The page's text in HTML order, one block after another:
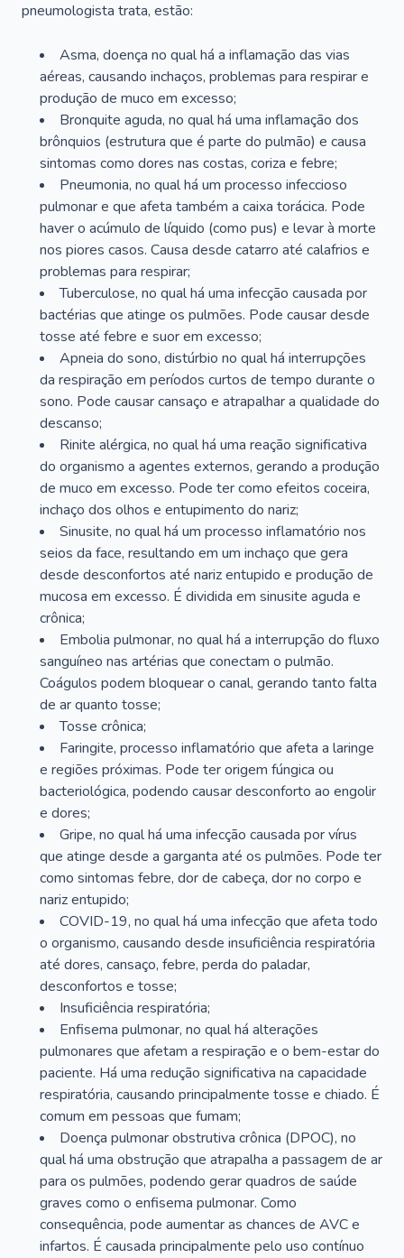
pneumologista trata, estão:
Asma, doença no qual há a inflamação das vias
aéreas, causando inchaços, problemas para respirar e
produção de muco em excesso;
Bronquite aguda, no qual há uma inflamação dos
brônquios (estrutura que é parte do pulmão) e causa
sintomas como dores nas costas, coriza e febre;
Pneumonia, no qual há um processo infeccioso
pulmonar e que afeta também a caixa torácica. Pode
haver o acúmulo de líquido (como pus) e levar à morte
nos piores casos. Causa desde catarro até calafrios e
problemas para respirar;
Tuberculose, no qual há uma infecção causada por
bactérias que atinge os pulmões. Pode causar desde
tosse até febre e suor em excesso;
Apneia do sono, distúrbio no qual há interrupções
da respiração em períodos curtos de tempo durante o
sono. Pode causar cansaço e atrapalhar a qualidade do
descanso;
Rinite alérgica, no qual há uma reação significativa
do organismo a agentes externos, gerando a produção
de muco em excesso. Pode ter como efeitos coceira,
inchaço dos olhos e entupimento do nariz;
Sinusite, no qual há um processo inflamatório nos
seios da face, resultando em um inchaço que gera
desde desconfortos até nariz entupido e produção de
mucosa em excesso. É dividida em sinusite aguda e
crônica;
Embolia pulmonar, no qual há a interrupção do fluxo
sanguíneo nas artérias que conectam o pulmão.
Coágulos podem bloquear o canal, gerando tanto falta
de ar quanto tosse;
Tosse crônica;
Faringite, processo inflamatório que afeta a laringe
e regiões próximas. Pode ter origem fúngica ou
bacteriológica, podendo causar desconforto ao engolir
e dores;
Gripe, no qual há uma infecção causada por vírus
que atinge desde a garganta até os pulmões. Pode ter
como sintomas febre, dor de cabeça, dor no corpo e
nariz entupido;
COVID-19, no qual há uma infecção que afeta todo
o organismo, causando desde insuficiência respiratória
até dores, cansaço, febre, perda do paladar,
desconfortos e tosse;
Insuficiência respiratória;
Enfisema pulmonar, no qual há alterações
pulmonares que afetam a respiração e o bem-estar do
paciente. Há uma redução significativa na capacidade
respiratória, causando principalmente tosse e chiado. É
comum em pessoas que fumam;
Doença pulmonar obstrutiva crônica (DPOC), no
qual há uma obstrução que atrapalha a passagem de ar
para os pulmões, podendo gerar quadros de saúde
graves como o enfisema pulmonar. Como
consequência, pode aumentar as chances de AVC e
infartos. É causada principalmente pelo uso contínuo